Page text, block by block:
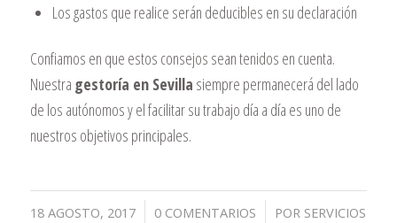
Los gastos que realice serán deducibles en su declaración
Confiamos en que estos consejos sean tenidos en cuenta.
Nuestra gestoría en Sevilla siempre permanecerá del lado
de los autónomos y el facilitar su trabajo día a día es uno de
nuestros objetivos principales.
18 AGOSTO, 2017
/ 0 COMENTARIOS
/ POR SERVICIOS